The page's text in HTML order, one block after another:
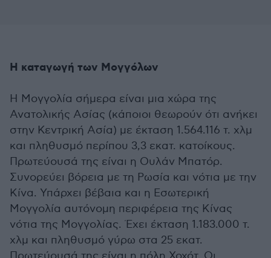
Η καταγωγή των Μογγόλων
Η Μογγολία σήμερα είναι μια χώρα της
Ανατολικής Ασίας (κάποιοι θεωρούν ότι ανήκει
στην Κεντρική Ασία) με έκταση 1.564.116 τ. χλμ
και πληθυσμό περίπου 3,3 εκατ. κατοίκους.
Πρωτεύουσά της είναι η Ουλάν Μπατόρ.
Συνορεύει βόρεια με τη Ρωσία και νότια με την
Κίνα. Υπάρχει βέβαια και η Εσωτερική
Μογγολία αυτόνομη περιφέρεια της Κίνας
νότια της Μογγολίας. Έχει έκταση 1.183.000 τ.
χλμ και πληθυσμό γύρω στα 25 εκατ.